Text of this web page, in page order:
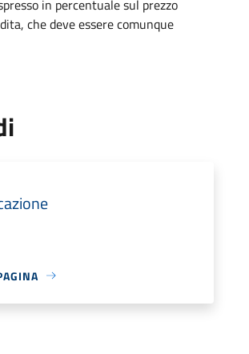
in percentuale sul prezzo
che deve essere comunque